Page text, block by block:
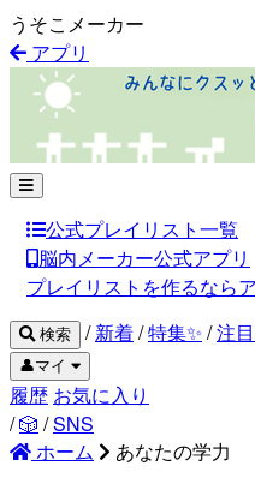
うそこメーカー
アプリ
公式プレイリスト一覧
脳内メーカー公式アプリ
プレイリストを作るなら
検索 / 新着/特集✨ /注目
👤マイ
履歴 お気に入り
/🎲 /SNS
ホーム
あなたの学力